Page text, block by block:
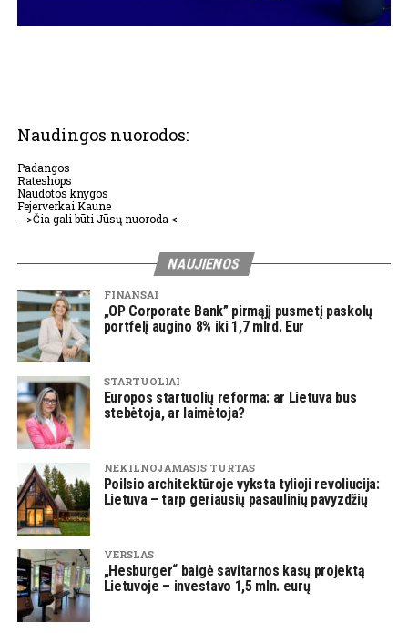
Naudingos nuorodos:
Padangos
Rateshops
Naudotos knygos
Fejerverkai Kaune
-->Čia gali būti Jūsų nuoroda <--
NAUJIENOS
FINANSAI
„OP Corporate Bank” pirmąjį pusmetį paskolų
portfelį augino 8% iki 1,7 mlrd. Eur
STARTUOLIAI
Europos startuolių reforma: ar Lietuva bus
stebėtoja, ar laimėtoja?
NEKILNOJAMASIS TURTAS
Poilsio architektūroje vyksta tylioji revoliucija:
Lietuva – tarp geriausių pasaulinių pavyzdžių
VERSLAS
„Hesburger“ baigė savitarnos kasų projektą
Lietuvoje – investavo 1,5 mln. eurų